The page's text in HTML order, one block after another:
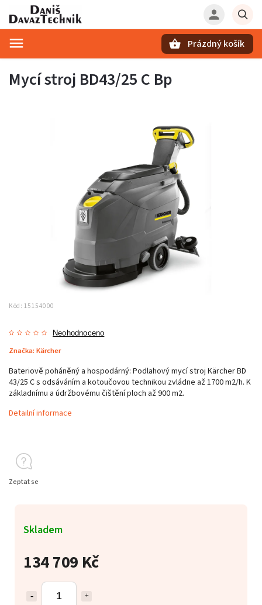
Prázdný košík
Mycí stroj BD43/25 C Bp
Kód: 15154000
Neohodnoceno
Značka: Kärcher
134 709 Kč
Skladem
Bateriově poháněný a hospodárný: Podlahový mycí stroj Kärcher BD
43/25 C s odsáváním a kotoučovou technikou zvládne až 1700 m2/h. K
základnímu a údržbovému čištění ploch až 900 m2.
Detailní informace
Zeptat se